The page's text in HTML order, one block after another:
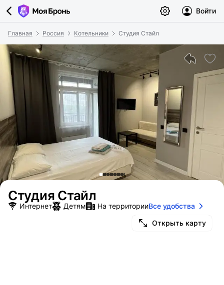
Войти
Главная Россия Котельники Студия Стайл
Студия Стайл
Открыть карту
Интернет Детям На территорииВсе удобства